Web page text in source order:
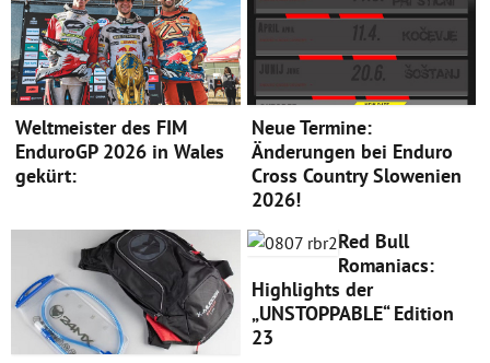
Weltmeister des FIM
EnduroGP 2026 in Wales
gekürt:
Neue Termine:
Änderungen bei Enduro
Cross Country Slowenien
2026!
Red Bull
Romaniacs:
Highlights der
„UNSTOPPABLE“ Edition
23